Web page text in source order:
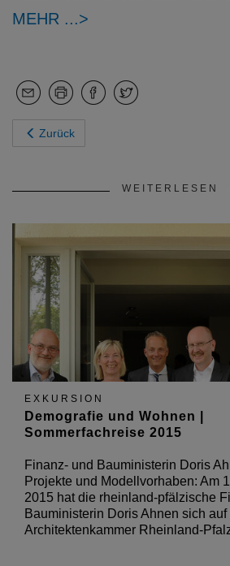
MEHR
Zurück
WEITERLESEN
EXKURSION
Demografie und Wohnen |
Sommerfachreise 2015
Finanz- und Bauministerin Doris
Projekte und Modellvorhaben: Am
2015 hat die rheinland-pfälzische
Bauministerin Doris Ahnen sich
Architektenkammer Rheinland-